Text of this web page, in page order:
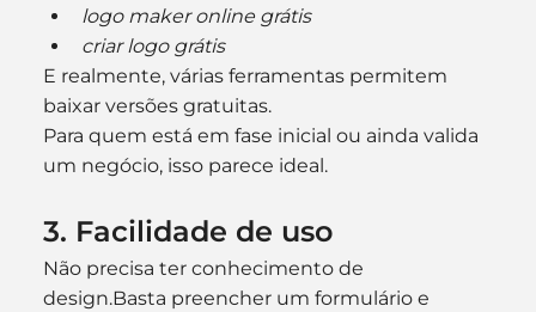
logo maker online grátis
criar logo grátis
E realmente, várias ferramentas permitem
baixar versões gratuitas.
Para quem está em fase inicial ou ainda valida
um negócio, isso parece ideal.
3. Facilidade de uso
Não precisa ter conhecimento de
design.Basta preencher um formulário e